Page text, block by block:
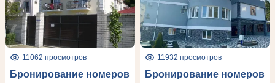
11062 просмотров
Бронирование номеров
11932 просмотров
Бронирование номеров